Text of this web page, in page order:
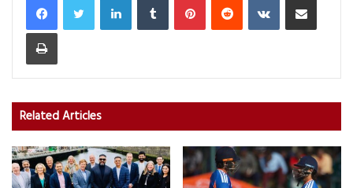
Print
Related Articles